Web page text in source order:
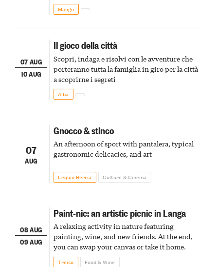
Mango
07 AUG
10 AUG
Il gioco della città
Scopri, indaga e risolvi con le avventure che
porteranno tutta la famiglia in giro per la città
a scoprirne i segreti
Alba
07
AUG
Gnocco & stinco
An afternoon of sport with pantalera, typical
gastronomic delicacies, and art
Lequio Berria Culture & Cinema
08 AUG
09 AUG
Paint-nic: an artistic picnic in Langa
A relaxing activity in nature featuring
painting, wine, and new friends. At the end,
you can swap your canvas or take it home.
Treiso Food & Wine